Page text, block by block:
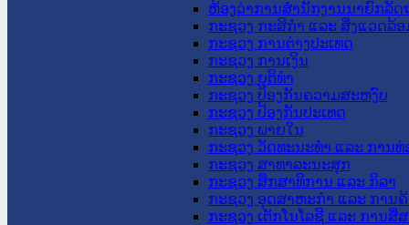
ຫ້ອງວ່າການສຳນັກງານນາຍົກລັດ
ກະຊວງ ກະສິກຳ ແລະ ສິ່ງແວດລ້ອ
ກະຊວງ ການຕ່າງປະເທດ
ກະຊວງ ການເງິນ
ກະຊວງ ຍຸຕິທໍາ
ກະຊວງ ປ້ອງກັນຄວາມສະຫງົບ
ກະຊວງ ປ້ອງກັນປະເທດ
ກະຊວງ ພາຍໃນ
ກະຊວງ ວັດທະນະທຳ ແລະ ການທ່
ກະຊວງ ສາທາລະນະສຸກ
ກະຊວງ ສຶກສາທິການ ແລະ ກິລາ
ກະຊວງ ອຸດສາຫະກຳ ແລະ ການຄ້
ກະຊວງ ເຕັກໂນໂລຊີ ແລະ ການສື່